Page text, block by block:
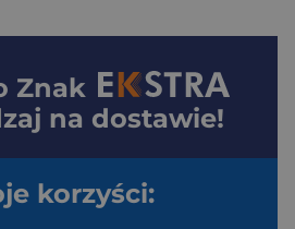
Znak
na dostawie!
korzyści: